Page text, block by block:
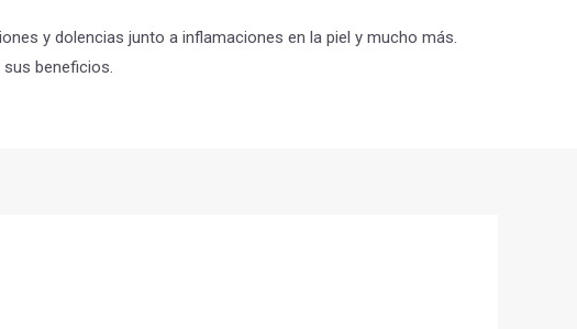
y dolencias junto a inflamaciones en la piel y mucho más.
beneficios.